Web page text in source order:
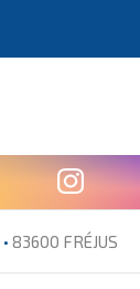
• 83600 FRÉJUS